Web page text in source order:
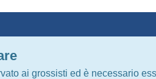
ai grossisti ed è necessario